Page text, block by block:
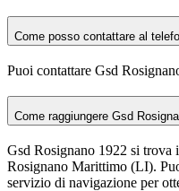
Come posso contattare al
Puoi contattare Gsd
Come raggiungere Gsd
Gsd Rosignano 1922 si
Rosignano Marittimo (LI).
servizio di navigazione per